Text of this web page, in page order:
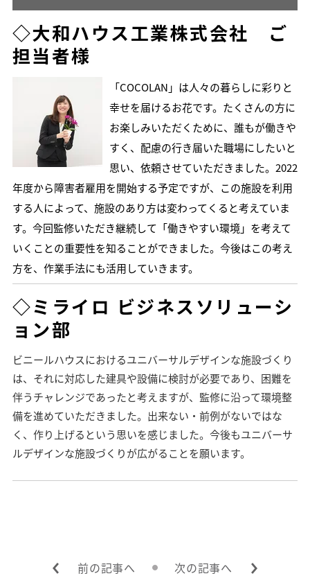
◇大和ハウス工業株式会社 ご
担当者様
「COCOLAN」は人々の暮らしに彩りと
幸せを届けるお花です。たくさんの方に
お楽しみいただくために、誰もが働きや
すく、配慮の行き届いた職場にしたいと
思い、依頼させていただきました。2022
年度から障害者雇用を開始する予定ですが、この施設を利用
する人によって、施設のあり方は変わってくると考えていま
す。今回監修いただき継続して「働きやすい環境」を考えて
いくことの重要性を知ることができました。今後はこの考え
方を、作業手法にも活用していきます。
◇ミライロ ビジネスソリューシ
ョン部
ビニールハウスにおけるユニバーサルデザインな施設づくり
は、それに対応した建具や設備に検討が必要であり、困難を
伴うチャレンジであったと考えますが、監修に沿って環境整
備を進めていただきました。出来ない・前例がないではな
く、作り上げるという思いを感じました。今後もユニバーサ
ルデザインな施設づくりが広がることを願います。
前の記事へ 次の記事へ